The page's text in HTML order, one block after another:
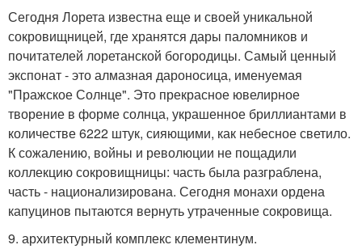
Сегодня Лорета известна еще и своей уникальной
сокровищницей, где хранятся дары паломников и
почитателей лоретанской богородицы. Самый ценный
экспонат - это алмазная дароносица, именуемая
"Пражское Солнце". Это прекрасное ювелирное
творение в форме солнца, украшенное бриллиантами в
количестве 6222 штук, сияющими, как небесное светило.
К сожалению, войны и революции не пощадили
коллекцию сокровищницы: часть была разграблена,
часть - национализирована. Сегодня монахи ордена
капуцинов пытаются вернуть утраченные сокровища.
9. архитектурный комплекс клементинум.